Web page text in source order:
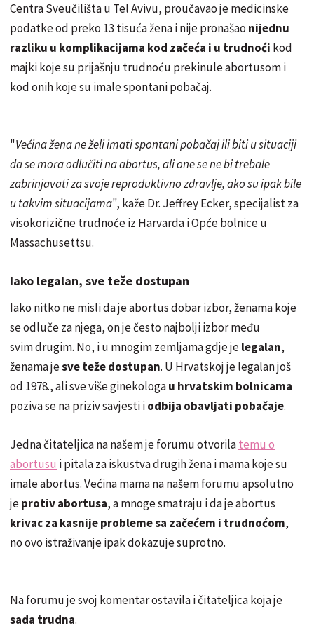
Centra Sveučilišta u Tel Avivu, proučavao je medicinske
podatke od preko 13 tisuća žena i nije pronašao nijednu
razliku u komplikacijama kod začeća i u trudnoći kod
majki koje su prijašnju trudnoću prekinule abortusom i
kod onih koje su imale spontani pobačaj.
"Većina žena ne želi imati spontani pobačaj ili biti u situaciji
da se mora odlučiti na abortus, ali one se ne bi trebale
zabrinjavati za svoje reproduktivno zdravlje, ako su ipak bile
u takvim situacijama", kaže Dr. Jeffrey Ecker, specijalist za
visokorizične trudnoće iz Harvarda i Opće bolnice u
Massachusettsu.
Iako legalan, sve teže dostupan
Iako nitko ne misli da je abortus dobar izbor, ženama koje
se odluče za njega, on je često najbolji izbor među
svim drugim. No, i u mnogim zemljama gdje jelegalan,
ženama jesve teže dostupan. U Hrvatskoj je legalan još
od 1978., ali sve više ginekologau hrvatskim bolnicama
poziva se na priziv savjesti iodbija obavljati pobačaje.
Jedna čitateljica na našem je forumu otvorilatemu o
abortusu i pitala za iskustva drugih žena i mama koje su
imale abortus. Većina mama na našem forumu apsolutno
jeprotiv abortusa, a mnoge smatraju i da je abortus
krivac za kasnije probleme sa začećem i trudnoćom,
no ovo istraživanje ipak dokazuje suprotno.
Na forumu je svoj komentar ostavila i čitateljica koja je
sada trudna.